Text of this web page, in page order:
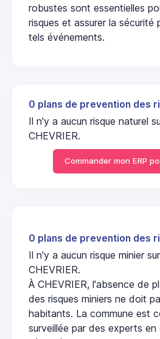
robustes sont essentielles
risques et assurer la sécurité
tels événements.
0 plans de prevention des
Il n'y a aucun risque naturel
CHEVRIER.
Commander mon ERP
0 plans de prevention des
Il n'y a aucun risque minier
CHEVRIER.
À CHEVRIER, l'absence de
des risques miniers ne doit
habitants. La commune est
surveillée par des experts